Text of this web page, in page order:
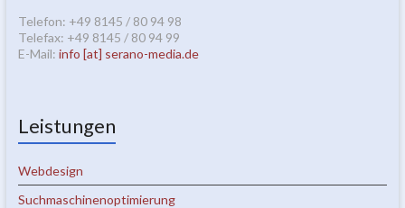
Telefon: +49 8145 / 80 94 98
Telefax: +49 8145 / 80 94 99
E-Mail: info [at] serano-media.de
Leistungen
Webdesign
Suchmaschinenoptimierung